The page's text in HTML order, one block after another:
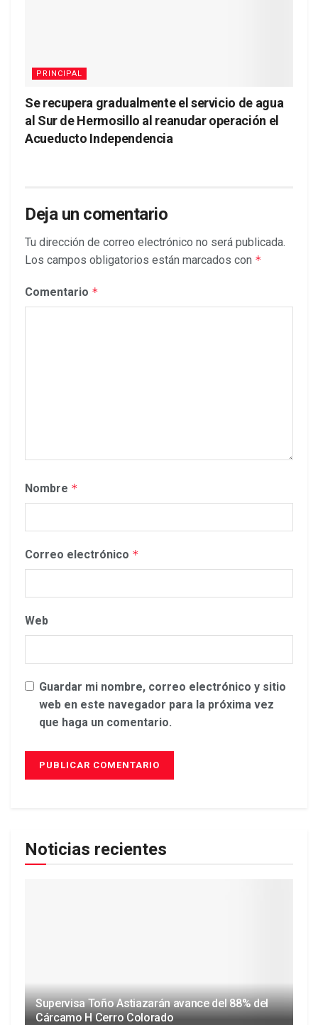
PRINCIPAL
Se recupera gradualmente el servicio de agua
al Sur de Hermosillo al reanudar operación el
Acueducto Independencia
Deja un comentario
Tu dirección de correo electrónico no será publicada.
Los campos obligatorios están marcados con *
Comentario *
Nombre *
Correo electrónico *
Web
Guardar mi nombre, correo electrónico y sitio
web en este navegador para la próxima vez
que haga un comentario.
Noticias recientes
Supervisa Toño Astiazarán avance del 88% del
Cárcamo H Cerro Colorado